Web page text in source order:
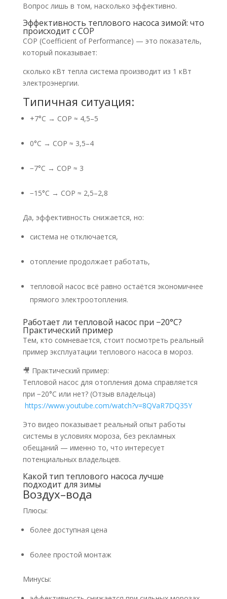
Вопрос лишь в том, насколько эффективно.
Эффективность теплового насоса зимой: что
происходит с COP
COP (Coefficient of Performance) — это показатель,
который показывает:
сколько кВт тепла система производит из 1 кВт
электроэнергии.
Типичная ситуация:
+7°C → COP ≈ 4,5–5
0°C → COP ≈ 3,5–4
−7°C → COP ≈ 3
−15°C → COP ≈ 2,5–2,8
Да, эффективность снижается, но:
система не отключается,
отопление продолжает работать,
тепловой насос всё равно остаётся экономичнее
прямого электроотопления.
Работает ли тепловой насос при −20°C?
Практический пример
Тем, кто сомневается, стоит посмотреть реальный
пример эксплуатации теплового насоса в мороз.
🎥 Практический пример:
Тепловой насос для отопления дома справляется
при −20°C или нет? (Отзыв владельца)
https://www.youtube.com/watch?v=8QVaR7DQ35Y
Это видео показывает реальный опыт работы
системы в условиях мороза, без рекламных
обещаний — именно то, что интересует
потенциальных владельцев.
Какой тип теплового насоса лучше
подходит для зимы
Воздух–вода
Плюсы:
более доступная цена
более простой монтаж
Минусы: